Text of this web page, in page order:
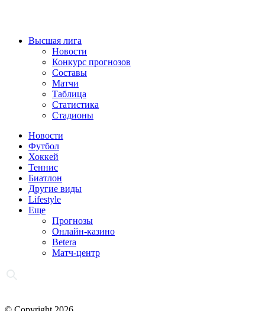
Высшая лига
Новости
Конкурс прогнозов
Составы
Матчи
Таблица
Статистика
Стадионы
Новости
Футбол
Хоккей
Теннис
Биатлон
Другие виды
Lifestyle
Еще
Прогнозы
Онлайн-казино
Betera
Матч-центр